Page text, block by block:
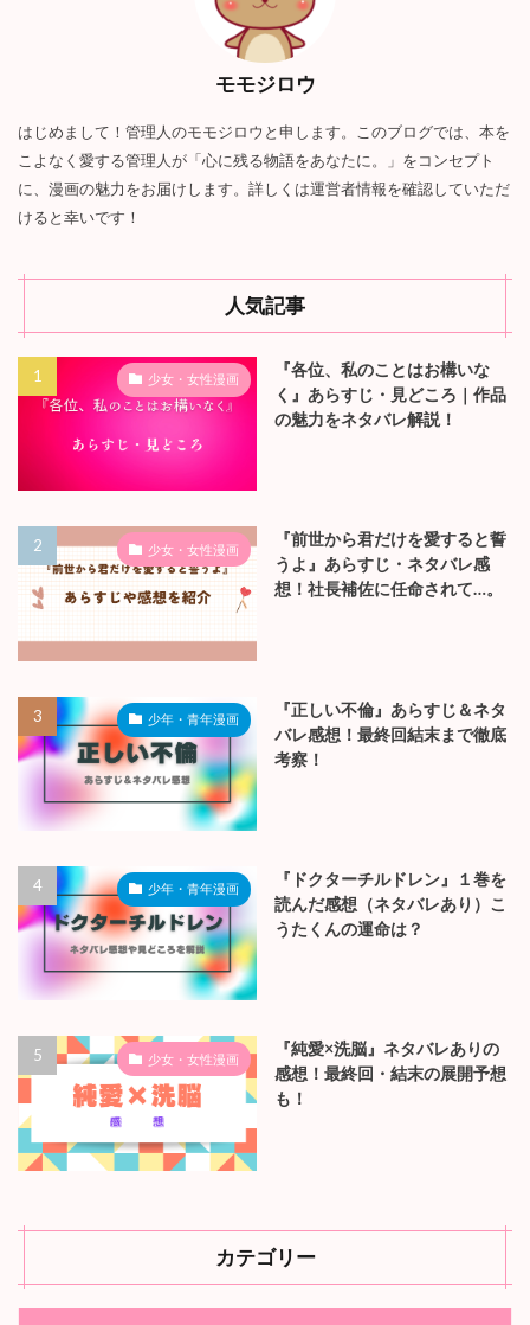
モモジロウ
はじめまして！管理人のモモジロウと申します。このブログでは、本を
こよなく愛する管理人が「心に残る物語をあなたに。」をコンセプト
に、漫画の魅力をお届けします。詳しくは運営者情報を確認していただ
けると幸いです！
人気記事
少女・女性漫画
『各位、私のことはお構いな
く』あらすじ・見どころ｜作品
の魅力をネタバレ解説！
少女・女性漫画
『前世から君だけを愛すると誓
うよ』あらすじ・ネタバレ感
想！社長補佐に任命されて…。
少年・青年漫画
『正しい不倫』あらすじ＆ネタ
バレ感想！最終回結末まで徹底
考察！
少年・青年漫画
『ドクターチルドレン』１巻を
読んだ感想（ネタバレあり）こ
うたくんの運命は？
少女・女性漫画
『純愛×洗脳』ネタバレありの
感想！最終回・結末の展開予想
も！
カテゴリー